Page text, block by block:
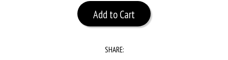
Add to Cart
SHARE: